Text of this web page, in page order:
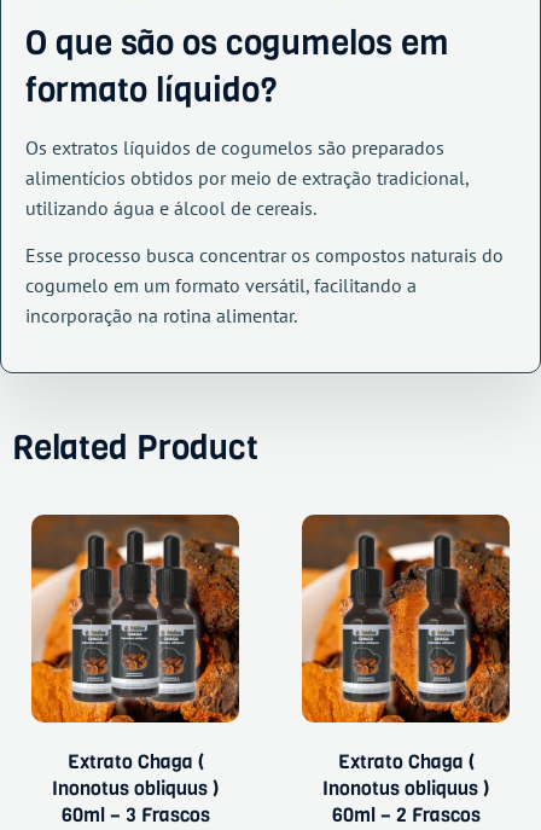
O que são os cogumelos em
formato líquido?
Os extratos líquidos de cogumelos são preparados
alimentícios obtidos por meio de extração tradicional,
utilizando água e álcool de cereais.
Esse processo busca concentrar os compostos naturais do
cogumelo em um formato versátil, facilitando a
incorporação na rotina alimentar.
Related Product
Extrato Chaga (
Inonotus obliquus )
60ml – 3 Frascos
Extrato Chaga (
Inonotus obliquus )
60ml – 2 Frascos